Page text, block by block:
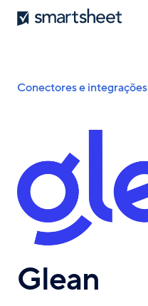
Skip
to
Smartsheet
Breadcrumb
Conectores e integrações
Glean